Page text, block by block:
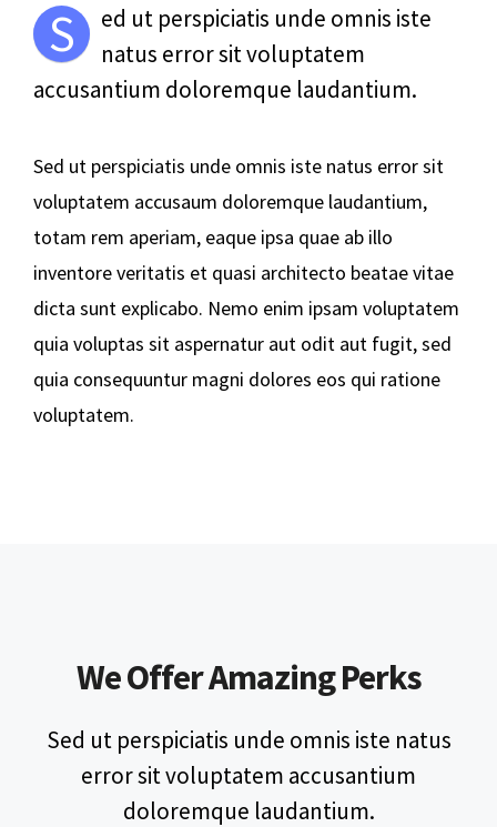
S
ed ut perspiciatis unde omnis iste
natus error sit voluptatem
accusantium doloremque laudantium.
Sed ut perspiciatis unde omnis iste natus error sit
voluptatem accusaum doloremque laudantium,
totam rem aperiam, eaque ipsa quae ab illo
inventore veritatis et quasi architecto beatae vitae
dicta sunt explicabo. Nemo enim ipsam voluptatem
quia voluptas sit aspernatur aut odit aut fugit, sed
quia consequuntur magni dolores eos qui ratione
voluptatem.
We Offer Amazing Perks
Sed ut perspiciatis unde omnis iste natus
error sit voluptatem accusantium
doloremque laudantium.